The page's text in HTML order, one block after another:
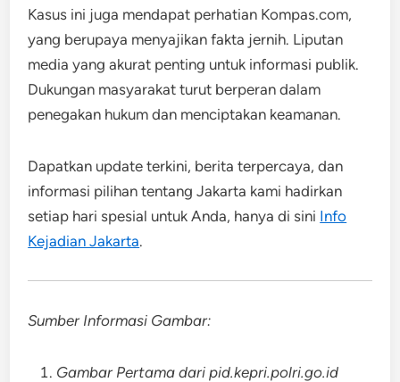
Kasus ini juga mendapat perhatian Kompas.com,
yang berupaya menyajikan fakta jernih. Liputan
media yang akurat penting untuk informasi publik.
Dukungan masyarakat turut berperan dalam
penegakan hukum dan menciptakan keamanan.
Dapatkan update terkini, berita terpercaya, dan
informasi pilihan tentang Jakarta kami hadirkan
setiap hari spesial untuk Anda, hanya di sini Info
Kejadian Jakarta.
Sumber Informasi Gambar:
Gambar Pertama dari pid.kepri.polri.go.id